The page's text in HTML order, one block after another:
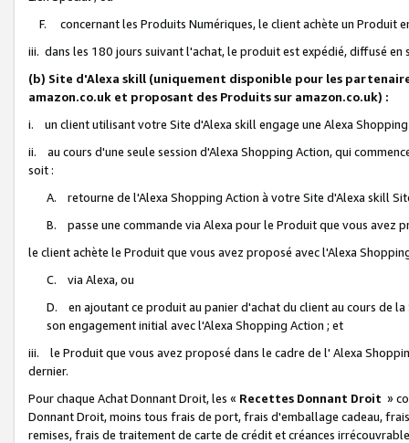
F. concernant les Produits Numériques, le client achète un Produit
iii. dans les 180 jours suivant l'achat, le produit est expédié, diffusé
(b) Site d'Alexa skill (uniquement disponible pour les
amazon.co.uk et proposant des Produits sur amazon.co.uk) :
i. un client utilisant votre Site d'Alexa skill engage une Alexa
ii. au cours d'une seule session d'Alexa Shopping Action, qui
soit :
A. retourne de l'Alexa Shopping Action à votre Site d'Alexa skill
B. passe une commande via Alexa pour le Produit que vous avez
le client achète le Produit que vous avez proposé avec l'Alexa
C. via Alexa, ou
D. en ajoutant ce produit au panier d'achat du client au cours de
son engagement initial avec l'Alexa Shopping Action ; et
iii. le Produit que vous avez proposé dans le cadre de l' Alexa
dernier.
Pour chaque Achat Donnant Droit, les « Recettes Donnant Droit »
Donnant Droit, moins tous frais de port, frais d'emballage cadeau,
remises, frais de traitement de carte de crédit et créances